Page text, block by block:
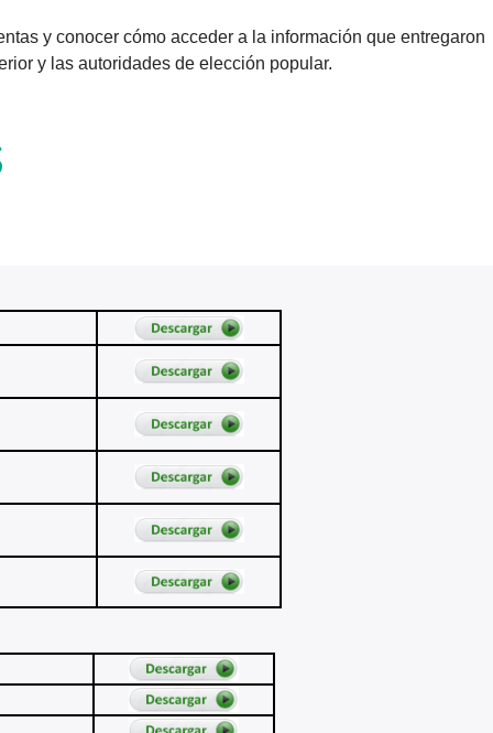
y conocer cómo acceder a la información que entregaron
y las autoridades de elección popular.